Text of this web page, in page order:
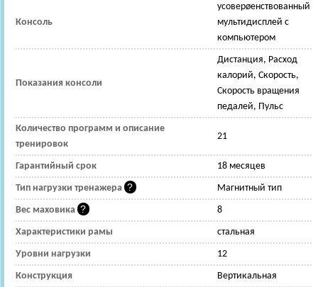
Консоль
усоверøенствованный
мультидисплей с
компьютером
Показания консоли
Дистанция, Расход
калорий, Скорость,
Скорость вращения
педалей, Пульс
Количество программ и описание
тренировок
21
Гарантийный срок 18 месяцев
Тип нагрузки тренажера Магнитный тип
Вес маховика 8
Характеристики рамы стальная
Уровни нагрузки 12
Конструкция Вертикальная